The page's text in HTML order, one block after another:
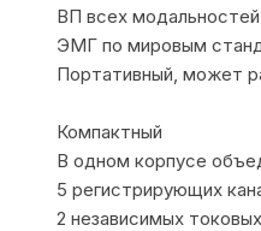
ВП всех
ЭМГ по мировым
Портативный, может
Компактный
В одном корпусе
5 регистрирующих
2 независимых